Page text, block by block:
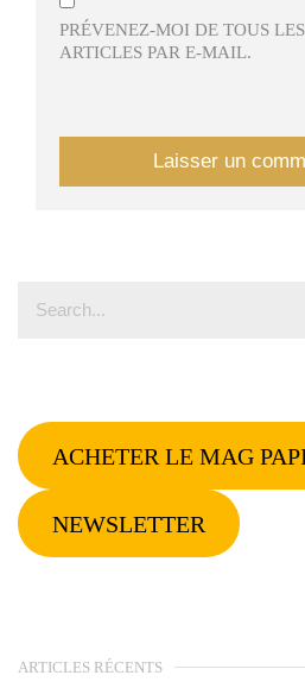
PRÉVENEZ-MOI DE TOUS
ARTICLES PAR E-MAIL.
ACHETER LE MAG
NEWSLETTER
ARTICLES RÉCENTS